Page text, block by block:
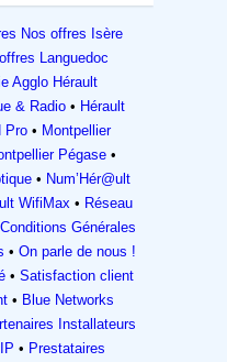
Nos offres Isère
Languedoc
Agglo Hérault
& Radio
Hérault
Pro
Montpellier
Pégase
Num’Hér@ult
WifiMax
Réseau
Conditions Générales
On parle de nous !
Satisfaction client
Blue Networks
Installateurs
Prestataires